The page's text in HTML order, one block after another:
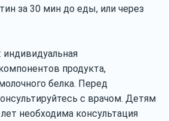
за 30 мин до еды, или через
индивидуальная
продукта,
белка. Перед
с врачом. Детям
необходима консультация